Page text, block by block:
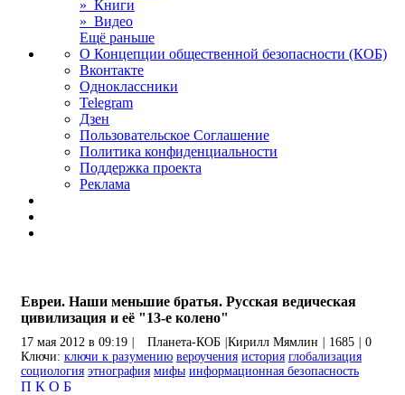
» Книги
» Видео
Ещё раньше
О Концепции общественной безопасности (КОБ)
Вконтакте
Одноклассники
Telegram
Дзен
Пользовательское Соглашение
Политика конфиденциальности
Поддержка проекта
Реклама
Евреи. Наши меньшие братья. Русская ведическая
цивилизация и её "13-е колено"
17 мая 2012 в 09:19 Планета-КОБ Кирилл Мямлин 1685
0
Ключи: ключи к разумению вероучения история глобализация
социология этнография мифы информационная безопасность
П К О Б